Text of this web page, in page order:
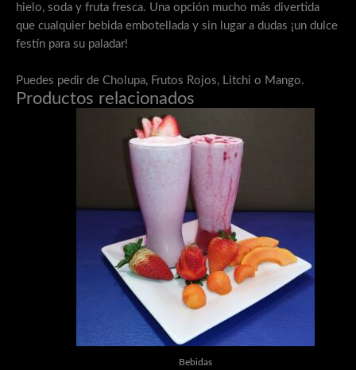
hielo, soda y fruta fresca. Una opción mucho más divertida
que cualquier bebida embotellada y sin lugar a dudas ¡un dulce
festín para su paladar!
Puedes pedir de Cholupa, Frutos Rojos, Litchi o Mango.
Productos relacionados
Bebidas